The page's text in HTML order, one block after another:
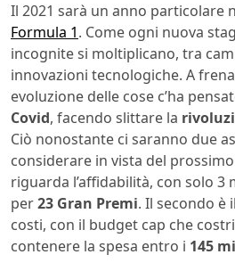
Il 2021 sarà un anno particolare
Formula 1. Come ogni nuova
incognite si moltiplicano, tra
innovazioni tecnologiche. A
evoluzione delle cose c’ha
Covid, facendo slittare la
Ciò nonostante ci saranno due
considerare in vista del
riguarda l’affidabilità, con solo
per23 Gran Premi. Il secondo è
costi, con il budget cap che
contenere la spesa entro i 145